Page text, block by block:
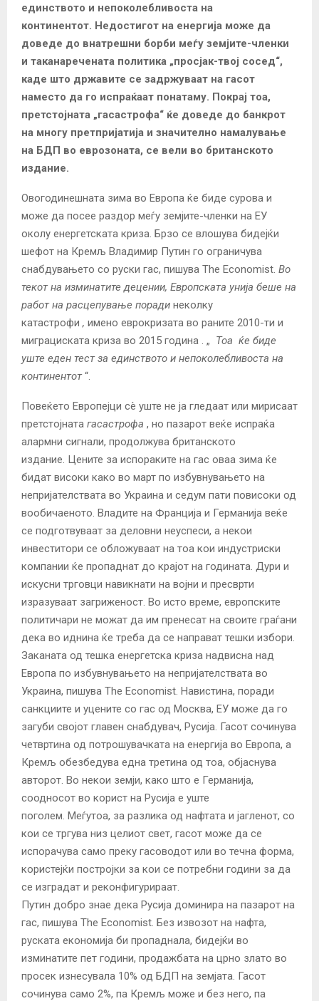
единството и непоколебливоста на
континентот. Недостигот на енергија може да
доведе до внатрешни борби меѓу земјите-членки
и таканаречената политика „просјак-твој сосед“,
каде што државите се задржуваат на гасот
наместо да го испраќаат понатаму. Покрај тоа,
претстојната „гасастрофа“ ќе доведе до банкрот
на многу претпријатија и значително намалување
на БДП во еврозоната, се вели во британското
издание.
Овогодинешната зима во Европа ќе биде сурова и
може да посее раздор меѓу земјите-членки на ЕУ
околу енергетската криза. Брзо се влошува бидејќи
шефот на Кремљ Владимир Путин го ограничува
снабдувањето со руски гас, пишува The Economist. Во
текот на изминатите децении, Европската унија беше на
работ на расцепување поради неколку
катастрофи , имено еврокризата во раните 2010-ти и
миграциската криза во 2015 година . „ Тоа ќе биде
уште еден тест за единството и непоколебливоста на
континентот“.
Повеќето Европејци сè уште не ја гледаат или мирисаат
претстојната гасастрофа , но пазарот веќе испраќа
алармни сигнали, продолжува британското
издание. Цените за испораките на гас оваа зима ќе
бидат високи како во март по избувнувањето на
непријателствата во Украина и седум пати повисоки од
вообичаеното. Владите на Франција и Германија веќе
се подготвуваат за деловни неуспеси, а некои
инвеститори се обложуваат на тоа кои индустриски
компании ќе пропаднат до крајот на годината. Дури и
искусни трговци навикнати на војни и пресврти
изразуваат загриженост. Во исто време, европските
политичари не можат да им пренесат на своите граѓани
дека во иднина ќе треба да се направат тешки избори.
Заканата од тешка енергетска криза надвисна над
Европа по избувнувањето на непријателствата во
Украина, пишува The Economist. Навистина, поради
санкциите и уцените со гас од Москва, ЕУ може да го
загуби својот главен снабдувач, Русија. Гасот сочинува
четвртина од потрошувачката на енергија во Европа, а
Кремљ обезбедува една третина од тоа, објаснува
авторот. Во некои земји, како што е Германија,
соодносот во корист на Русија е уште
поголем. Меѓутоа, за разлика од нафтата и јагленот, со
кои се тргува низ целиот свет, гасот може да се
испорачува само преку гасоводот или во течна форма,
користејќи постројки за кои се потребни години за да
се изградат и реконфигурираат.
Путин добро знае дека Русија доминира на пазарот на
гас, пишува The Economist. Без извозот на нафта,
руската економија би пропаднала, бидејќи во
изминатите пет години, продажбата на црно злато во
просек изнесувала 10% од БДП на земјата. Гасот
сочинува само 2%, па Кремљ може и без него, па